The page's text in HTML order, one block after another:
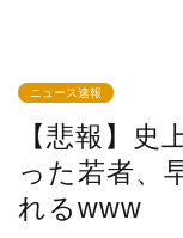
ニュース速報
【悲報】史
った若者、
れるwww